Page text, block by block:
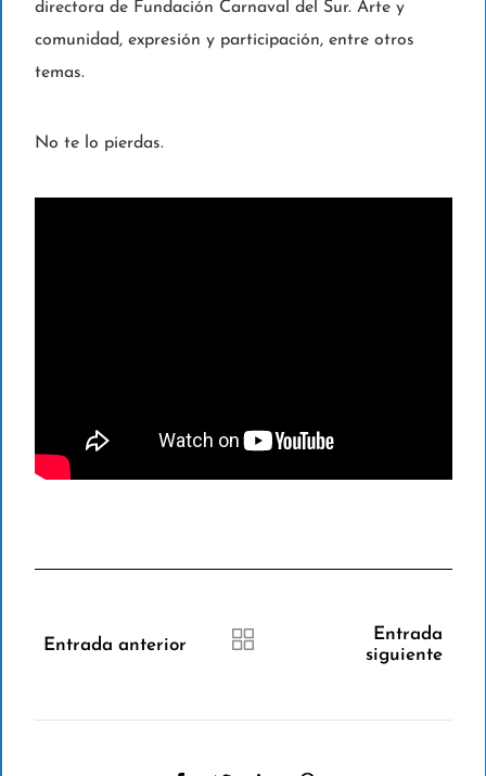
directora de Fundación Carnaval del Sur. Arte y
comunidad, expresión y participación, entre otros
temas.
No te lo pierdas.
Entrada anterior
Entrada
siguiente